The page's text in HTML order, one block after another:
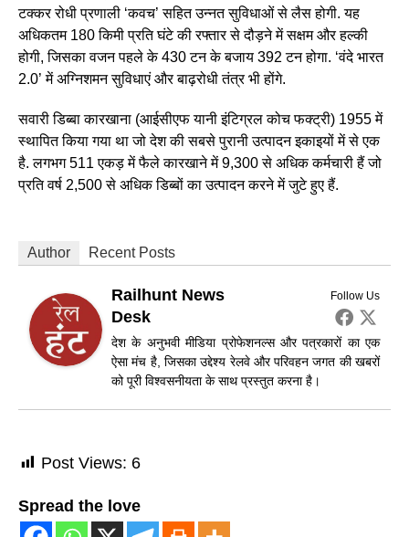
टक्कर रोधी प्रणाली ‘कवच’ सहित उन्नत सुविधाओं से लैस होगी. यह
अधिकतम 180 किमी प्रति घंटे की रफ्तार से दौड़ने में सक्षम और हल्की
होगी, जिसका वजन पहले के 430 टन के बजाय 392 टन होगा. ‘वंदे भारत
2.0’ में अग्निशमन सुविधाएं और बाढ़रोधी तंत्र भी होंगे.
सवारी डिब्बा कारखाना (आईसीएफ यानी इंटिग्रल कोच फक्ट्री) 1955 में
स्थापित किया गया था जो देश की सबसे पुरानी उत्पादन इकाइयों में से एक
है. लगभग 511 एकड़ में फैले कारखाने में 9,300 से अधिक कर्मचारी हैं जो
प्रति वर्ष 2,500 से अधिक डिब्बों का उत्पादन करने में जुटे हुए हैं.
Author Recent Posts
Follow Us
Railhunt News
Desk
देश के अनुभवी मीडिया प्रोफेशनल्स और पत्रकारों का एक
ऐसा मंच है, जिसका उद्देश्य रेलवे और परिवहन जगत की खबरों
को पूरी विश्वसनीयता के साथ प्रस्तुत करना है।
Post Views: 6
Spread the love